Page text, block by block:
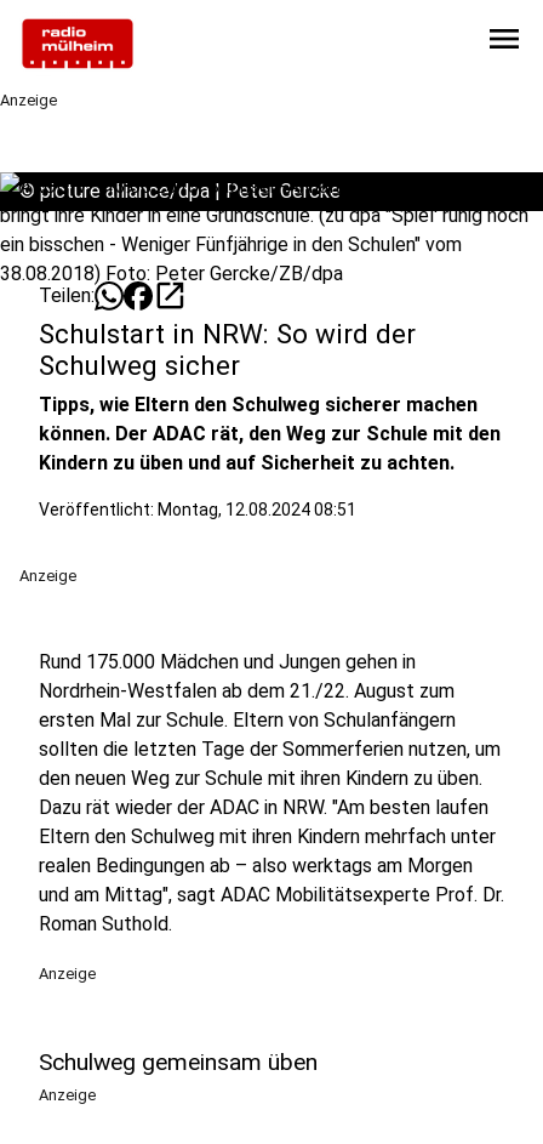
menu
Anzeige
© picture alliance/dpa | Peter Gercke
Teilen: open_in_new
Schulstart in NRW: So wird der
Schulweg sicher
Tipps, wie Eltern den Schulweg sicherer machen
können. Der ADAC rät, den Weg zur Schule mit den
Kindern zu üben und auf Sicherheit zu achten.
Veröffentlicht: Montag, 12.08.2024 08:51
Anzeige
Rund 175.000 Mädchen und Jungen gehen in
Nordrhein-Westfalen ab dem 21./22. August zum
ersten Mal zur Schule. Eltern von Schulanfängern
sollten die letzten Tage der Sommerferien nutzen, um
den neuen Weg zur Schule mit ihren Kindern zu üben.
Dazu rät wieder der ADAC in NRW. "Am besten laufen
Eltern den Schulweg mit ihren Kindern mehrfach unter
realen Bedingungen ab – also werktags am Morgen
und am Mittag", sagt ADAC Mobilitätsexperte Prof. Dr.
Roman Suthold.
Anzeige
Schulweg gemeinsam üben
Anzeige